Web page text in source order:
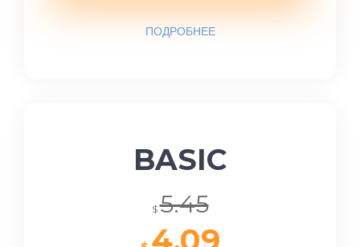
ПОДРОБНЕЕ
BASIC
$ 5.45